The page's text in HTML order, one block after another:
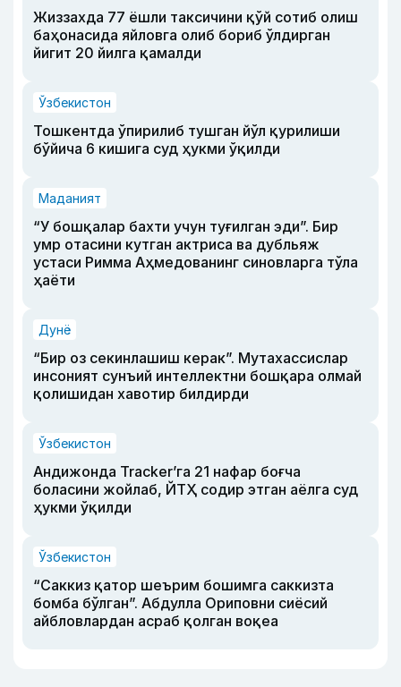
Жиззахда 77 ёшли таксичини қўй сотиб олиш
баҳонасида яйловга олиб бориб ўлдирган
йигит 20 йилга қамалди
Ўзбекистон
Тошкентда ўпирилиб тушган йўл қурилиши
бўйича 6 кишига суд ҳукми ўқилди
Маданият
“У бошқалар бахти учун туғилган эди”. Бир
умр отасини кутган актриса ва дубльяж
устаси Римма Аҳмедованинг синовларга тўла
ҳаёти
Дунё
“Бир оз секинлашиш керак”. Мутахассислар
инсоният сунъий интеллектни бошқара олмай
қолишидан хавотир билдирди
Ўзбекистон
Андижонда Tracker’га 21 нафар боғча
боласини жойлаб, ЙТҲ содир этган аёлга суд
ҳукми ўқилди
Ўзбекистон
“Саккиз қатор шеърим бошимга саккизта
бомба бўлган”. Абдулла Ориповни сиёсий
айбловлардан асраб қолган воқеа